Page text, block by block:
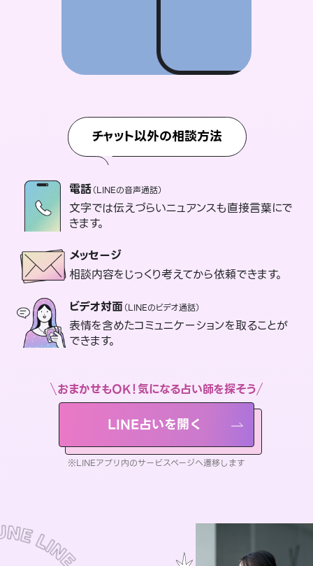
チャット以外の相談方法
電話（LINEの音声通話）
文字では伝えづらいニュアンスも直接言葉にで
きます。
メッセージ
相談内容をじっくり考えてから依頼できます。
ビデオ対面（LINEのビデオ通話）
表情を含めたコミュニケーションを取ることが
できます。
おまかせもOK！気になる占い師を探そう
LINE占いを開く
※LINEアプリ内のサービスページへ遷移します